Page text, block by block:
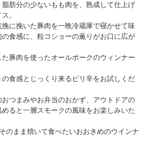
肪分の少ないもも肉を、熟成して仕上げ
。
に挽いた豚肉を一晩冷蔵庫で寝かせて味
食感に、粒コショーの薫りがお口に広が
豚肉を使ったオールポークのウィンナー
食感とじっくり来るピリ辛をお試しくだ
つまみやお弁当のおかず、アウトドアの
ると一層スモークの風味をお楽しみいた
のまま焼いて食べたいおおきめのウインナ